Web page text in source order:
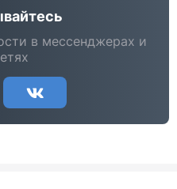
в мессенджерах и